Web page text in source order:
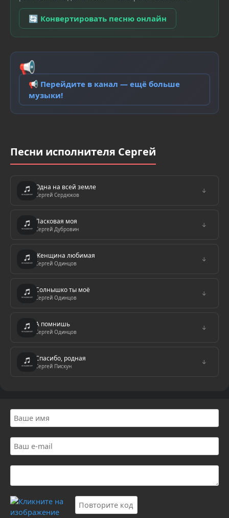
🔄 Конвертировать песню онлайн
📢
📢 Перейдите в канал — ещё больше
музыки!
Песни исполнителя Сергей
Одна на всей земле
Сергей Сердюков
↓
Ласковая моя
Сергей Дубровин
↓
Женщина любимая
Сергей Одинцов
↓
Солнышко ты моё
Сергей Одинцов
↓
А помнишь
Сергей Одинцов
↓
Спасибо, родная
Сергей Пискун
↓